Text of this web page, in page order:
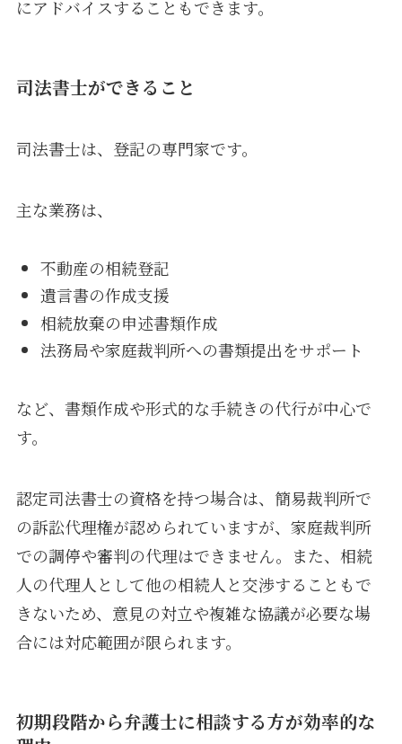
にアドバイスすることもできます。
司法書士ができること
司法書士は、登記の専門家です。
主な業務は、
不動産の相続登記
遺言書の作成支援
相続放棄の申述書類作成
法務局や家庭裁判所への書類提出をサポート
など、書類作成や形式的な手続きの代行が中心で
す。
認定司法書士の資格を持つ場合は、簡易裁判所で
の訴訟代理権が認められていますが、家庭裁判所
での調停や審判の代理はできません。また、相続
人の代理人として他の相続人と交渉することもで
きないため、意見の対立や複雑な協議が必要な場
合には対応範囲が限られます。
初期段階から弁護士に相談する方が効率的な